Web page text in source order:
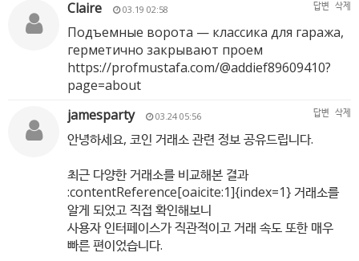
Claire
03.19 02:58 답변 삭제
Подъемные ворота — классика для гаража,
герметично закрывают проем
https://profmustafa.com/@addief89609410?
page=about
jamesparty
03.24 05:56 답변 삭제
안녕하세요, 코인 거래소 관련 정보 공유드립니다.
최근 다양한 거래소를 비교해본 결과
:contentReference[oaicite:1]{index=1} 거래소를
알게 되었고 직접 확인해보니
사용자 인터페이스가 직관적이고 거래 속도 또한 매우
빠른 편이었습니다.